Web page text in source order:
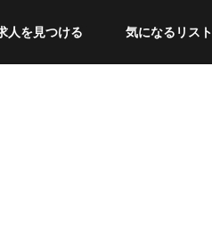
人を見つける 気になるリスト